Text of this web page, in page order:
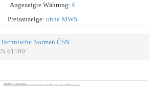
Angezeigte Währung: €
Preisanzeige: ohne MWS
Technische Normen ČSN
61160"